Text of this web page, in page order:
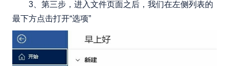
3、第三步，进入文件页面之后，我们在左侧列表的
最下方点击打开“选项”